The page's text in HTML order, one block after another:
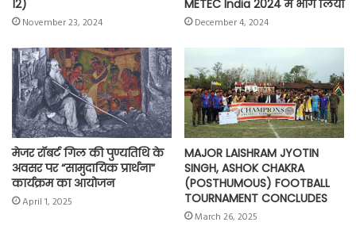
12)
November 23, 2024
METEC India 2024 में भाग लिया
December 4, 2024
मेजर रॉबर्ट गिल की पुण्यतिथि के
अवसर पर “सामुदायिक प्रार्थना”
कार्यक्रम का आयोजन
April 1, 2025
MAJOR LAISHRAM JYOTIN
SINGH, ASHOK CHAKRA
(POSTHUMOUS) FOOTBALL
TOURNAMENT CONCLUDES
March 26, 2025